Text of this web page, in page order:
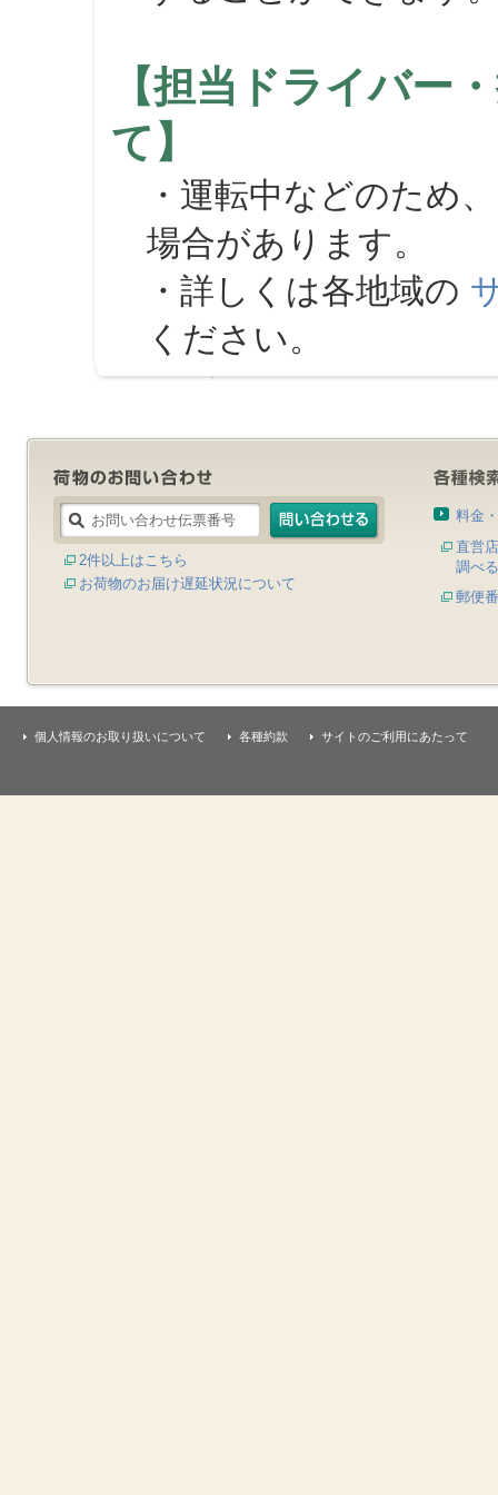
【担当ドライバー
て】
・運転中などのため
場合があります。
・詳しくは各地域の
ください。
2件以上はこちら
お荷物のお届け遅延状況について
料金
直営
調べる
郵便
個人情報のお取り扱いについて 各種約款 サイトのご利用にあたって